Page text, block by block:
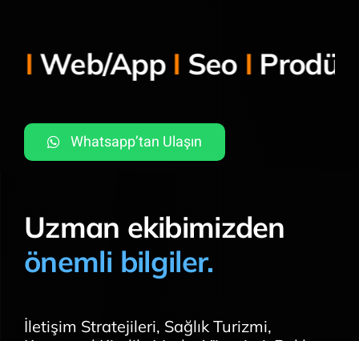
ISeoIProdüksiyonI
Whatsapp’tan Ulaşın
Uzman ekibimizden
önemli bilgiler.
İletişim Stratejileri, Sağlık Turizmi,